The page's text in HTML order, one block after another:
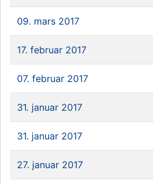
09. mars 2017
17. februar 2017
07. februar 2017
31. januar 2017
31. januar 2017
27. januar 2017